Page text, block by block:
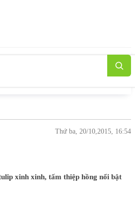
Thứ ba, 20/10,2015, 16:54
xinh xinh, tấm thiệp hồng nổi bật